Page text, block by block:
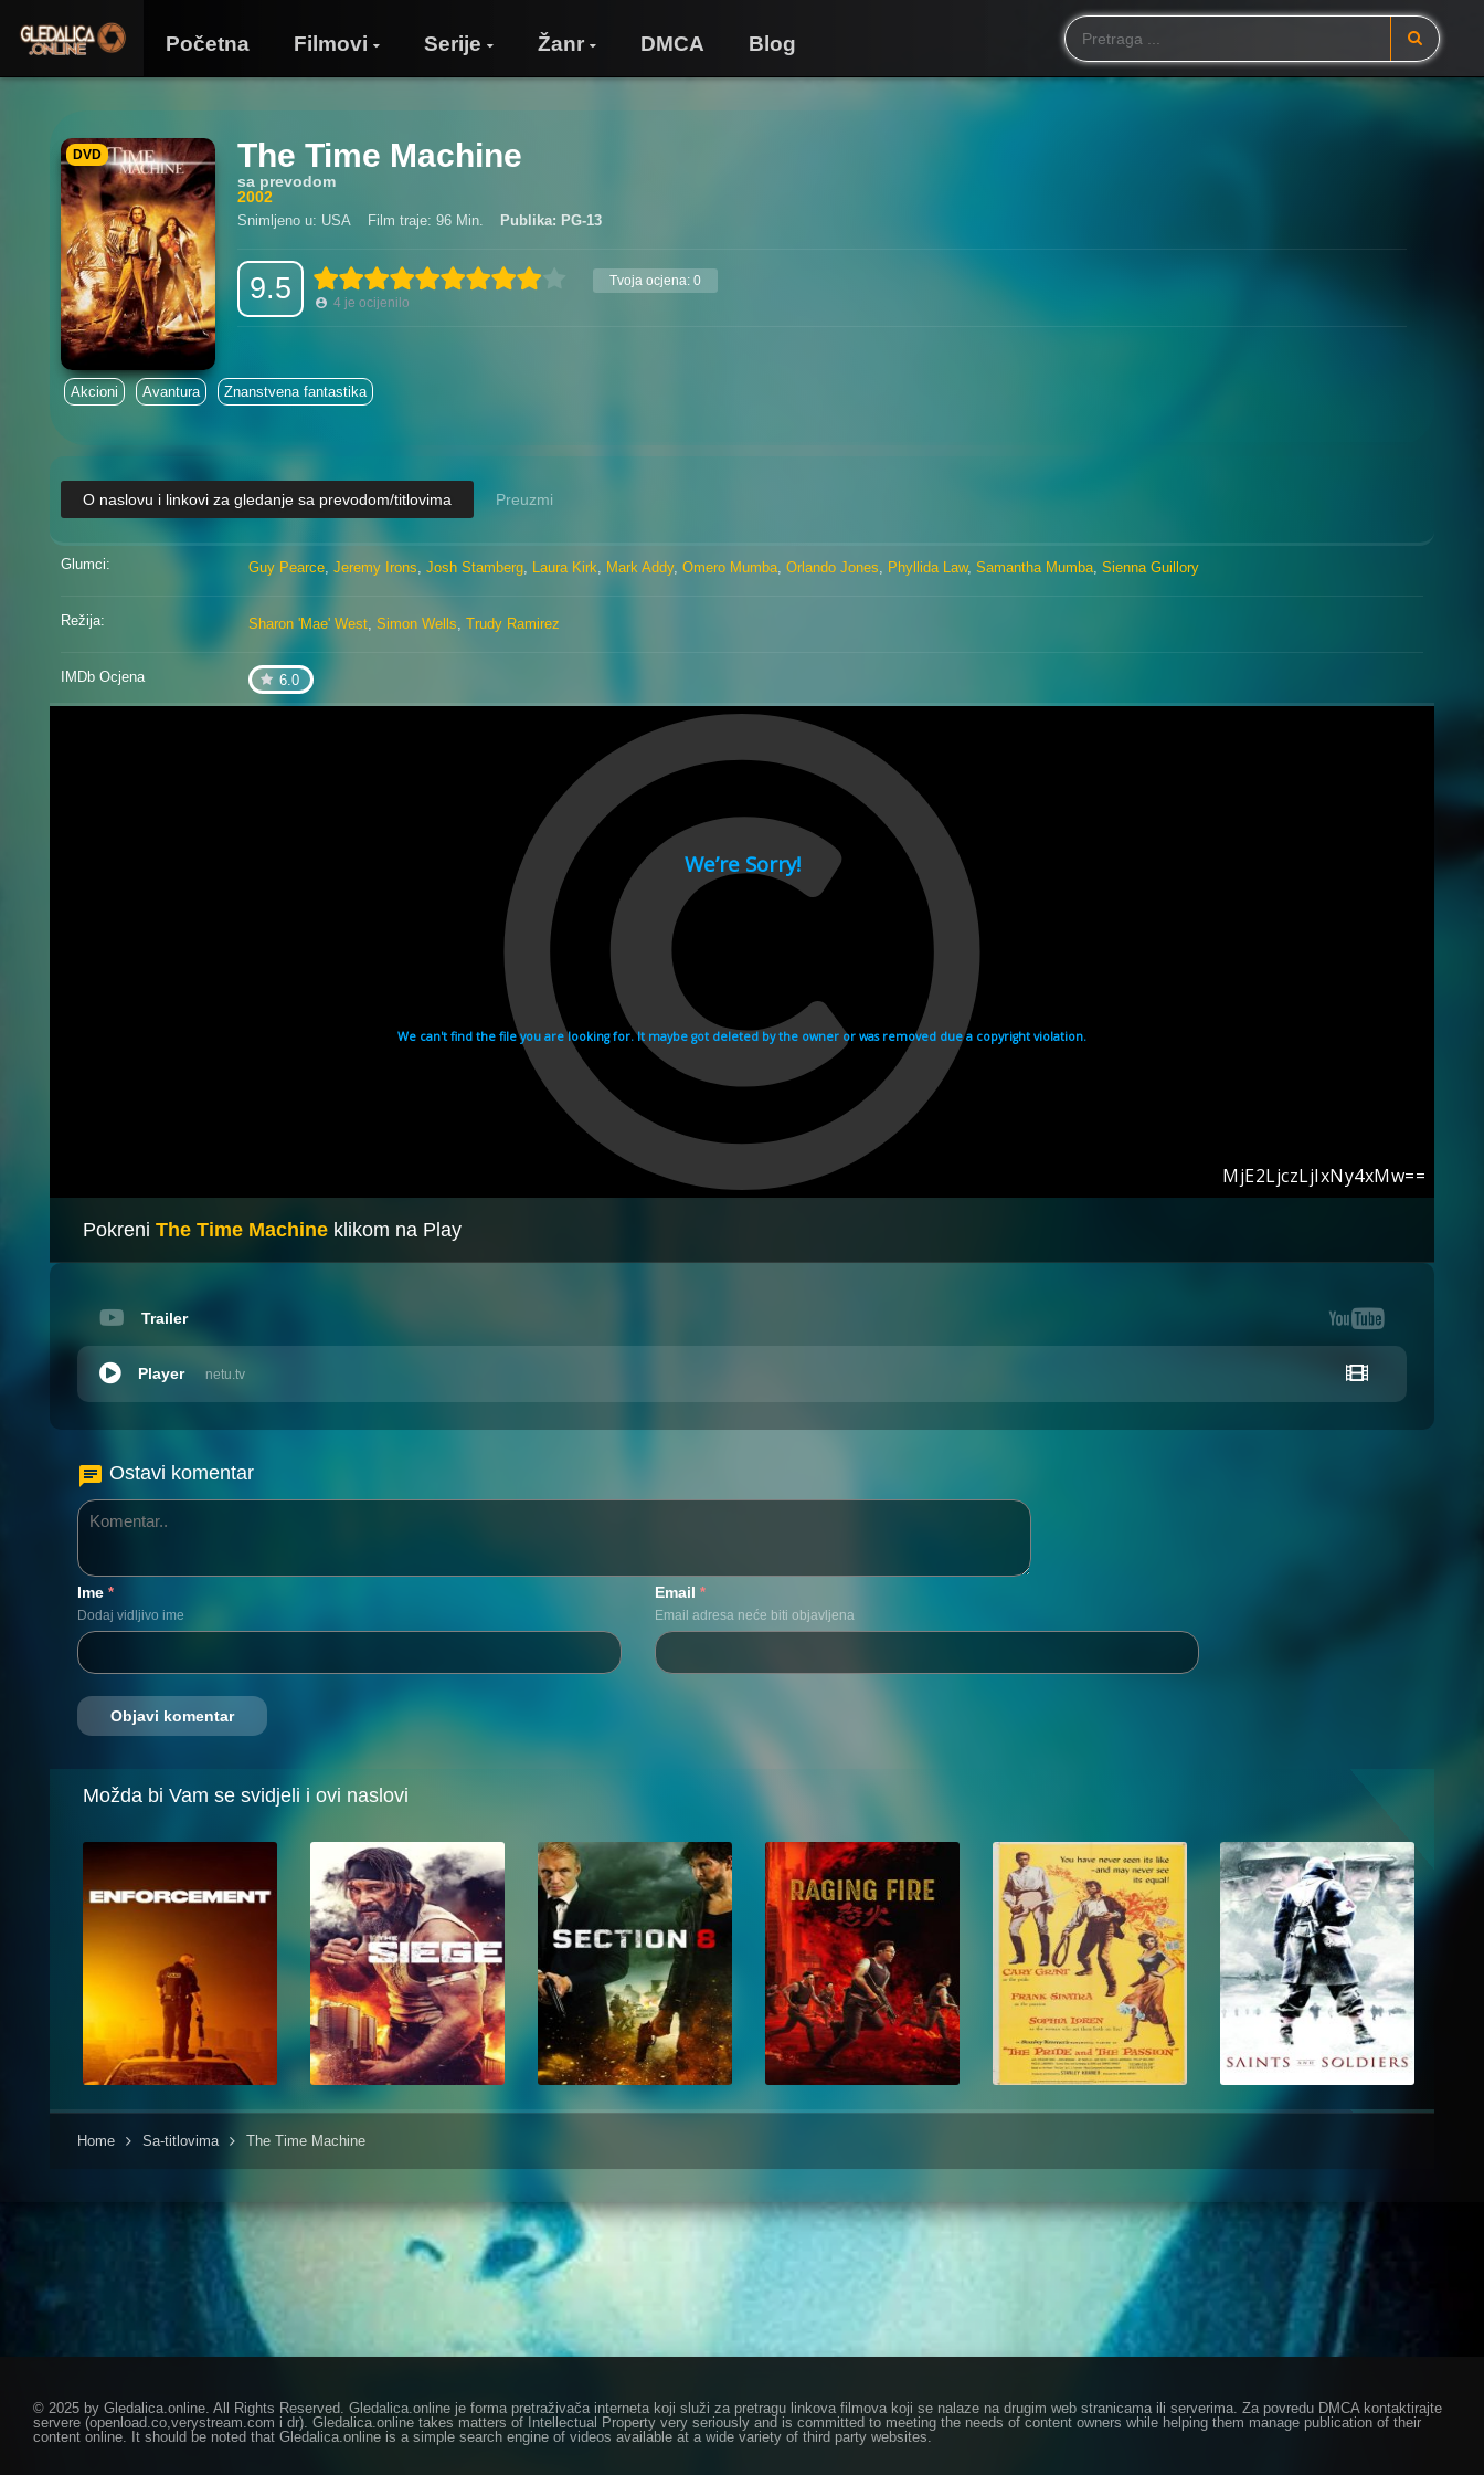
Početna Filmovi Serije Žanr DMCA Blog
DVD The Time Machine
sa prevodom
2002
Snimljeno u: USA Film traje: 96 Min. Publika: PG-13
Tvoja ocjena: 0
9.5 4 je ocijenilo
Akcioni Avantura Znanstvena fantastika
O naslovu i linkovi za gledanje sa prevodom/titlovima Preuzmi
Glumci: Guy Pearce, Jeremy Irons, Josh Stamberg, Laura Kirk, Mark Addy, Omero Mumba, Orlando Jones, Phyllida Law, Samantha Mumba, Sienna Guillory
Režija: Sharon 'Mae' West, Simon Wells, Trudy Ramirez
IMDb Ocjena 6.0
Pokreni The Time Machine klikom na Play
Trailer
netu.tv
Player
Ostavi komentar
Ime *
Dodaj vidljivo ime
Email *
Email adresa neće biti objavljena
Možda bi Vam se svidjeli i ovi naslovi
Home Sa-titlovima The Time Machine
© 2025 by Gledalica.online. All Rights Reserved. Gledalica.online je forma pretraživača interneta koji služi za pretragu linkova filmova koji se nalaze na drugim web stranicama ili serverima. Za povredu DMCA kontaktirajte
servere (openload.co,verystream.com i dr). Gledalica.online takes matters of Intellectual Property very seriously and is committed to meeting the needs of content owners while helping them manage publication of their
content online. It should be noted that Gledalica.online is a simple search engine of videos available at a wide variety of third party websites.